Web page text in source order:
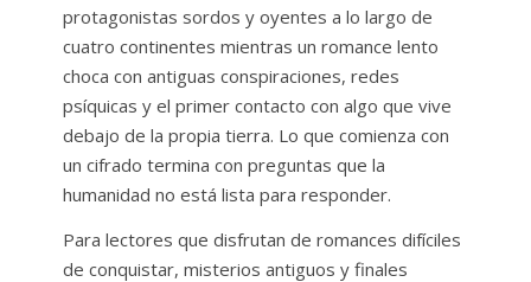
protagonistas sordos y oyentes a lo largo de
cuatro continentes mientras un romance lento
choca con antiguas conspiraciones, redes
psíquicas y el primer contacto con algo que vive
debajo de la propia tierra. Lo que comienza con
un cifrado termina con preguntas que la
humanidad no está lista para responder.
Para lectores que disfrutan de romances difíciles
de conquistar, misterios antiguos y finales